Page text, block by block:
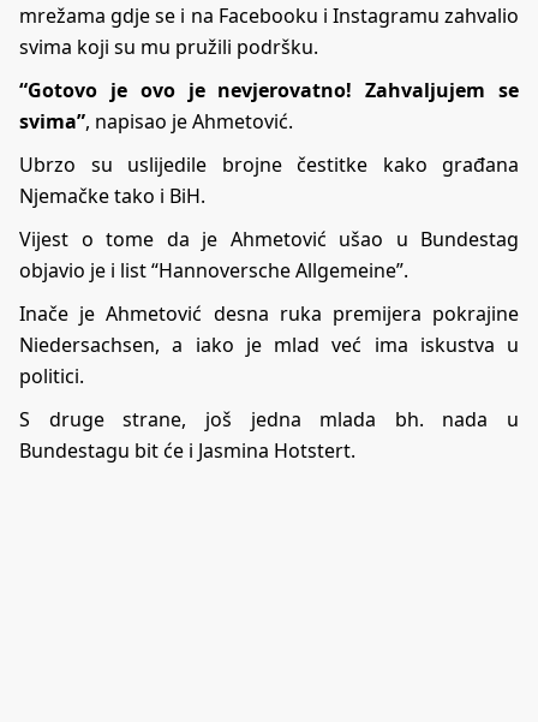
mrežama gdje se i na Facebooku i Instagramu zahvalio
svima koji su mu pružili podršku.
“Gotovo je ovo je nevjerovatno! Zahvaljujem se
svima”, napisao je Ahmetović.
Ubrzo su uslijedile brojne čestitke kako građana
Njemačke tako i BiH.
Vijest o tome da je Ahmetović ušao u Bundestag
objavio je i list“Hannoversche Allgemeine”.
Inače je Ahmetović desna ruka premijera pokrajine
Niedersachsen, a iako je mlad već ima iskustva u
politici.
S druge strane, još jedna mlada bh. nada u
Bundestagu bit će i Jasmina Hotstert.